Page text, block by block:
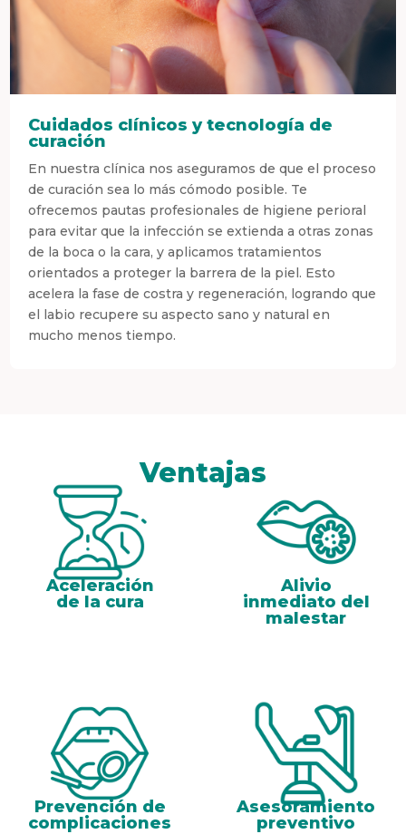
Cuidados clínicos y tecnología de
curación
En nuestra clínica nos aseguramos de que el proceso
de curación sea lo más cómodo posible. Te
ofrecemos pautas profesionales de higiene perioral
para evitar que la infección se extienda a otras zonas
de la boca o la cara, y aplicamos tratamientos
orientados a proteger la barrera de la piel. Esto
acelera la fase de costra y regeneración, logrando que
el labio recupere su aspecto sano y natural en
mucho menos tiempo.
Ventajas
Aceleración
de la cura
Alivio
inmediato del
malestar
Prevención de
complicaciones
Asesoramiento
preventivo